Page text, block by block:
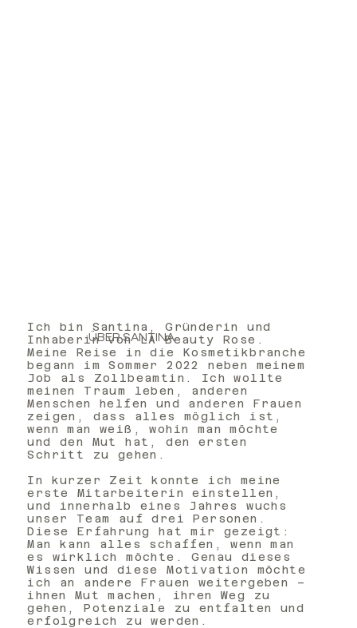
ÜBER SANTINA
Ich bin Santina, Gründerin und
Inhaberin von LA Beauty Rose.
Meine Reise in die Kosmetikbranche
begann im Sommer 2022 neben meinem
Job als Zollbeamtin. Ich wollte
meinen Traum leben, anderen
Menschen helfen und anderen Frauen
zeigen, dass alles möglich ist,
wenn man weiß, wohin man möchte
und den Mut hat, den ersten
Schritt zu gehen.
In kurzer Zeit konnte ich meine
erste Mitarbeiterin einstellen,
und innerhalb eines Jahres wuchs
unser Team auf drei Personen.
Diese Erfahrung hat mir gezeigt:
Man kann alles schaffen, wenn man
es wirklich möchte. Genau dieses
Wissen und diese Motivation möchte
ich an andere Frauen weitergeben –
ihnen Mut machen, ihren Weg zu
gehen, Potenziale zu entfalten und
erfolgreich zu werden.